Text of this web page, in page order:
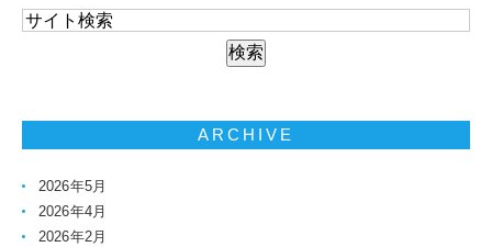
ARCHIVE
2026年5月
2026年4月
2026年2月